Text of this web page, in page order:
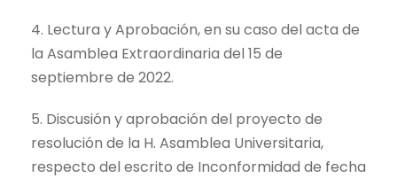
4. Lectura y Aprobación, en su caso del acta de
la Asamblea Extraordinaria del 15 de
septiembre de 2022.
5. Discusión y aprobación del proyecto de
resolución de la H. Asamblea Universitaria,
respecto del escrito de Inconformidad de fecha